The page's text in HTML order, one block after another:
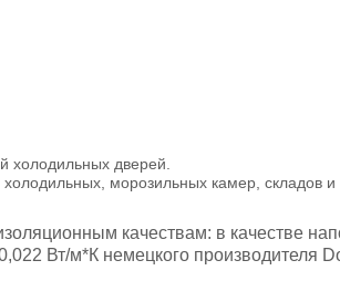
холодильных дверей.
морозильных камер, складов
качествам: в качестве
Вт/м*К немецкого производителя